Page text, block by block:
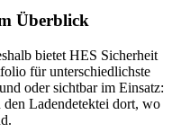
Überblick
bietet HES Sicherheit
für unterschiedlichste
oder sichtbar im Einsatz:
den Ladendetektei dort, wo